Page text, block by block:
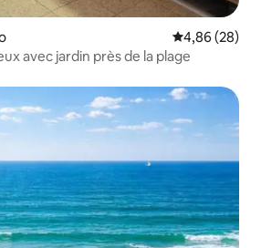
Note
4,86 (28)
avec jardin près de la plage